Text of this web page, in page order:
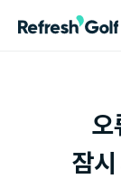
오
잠